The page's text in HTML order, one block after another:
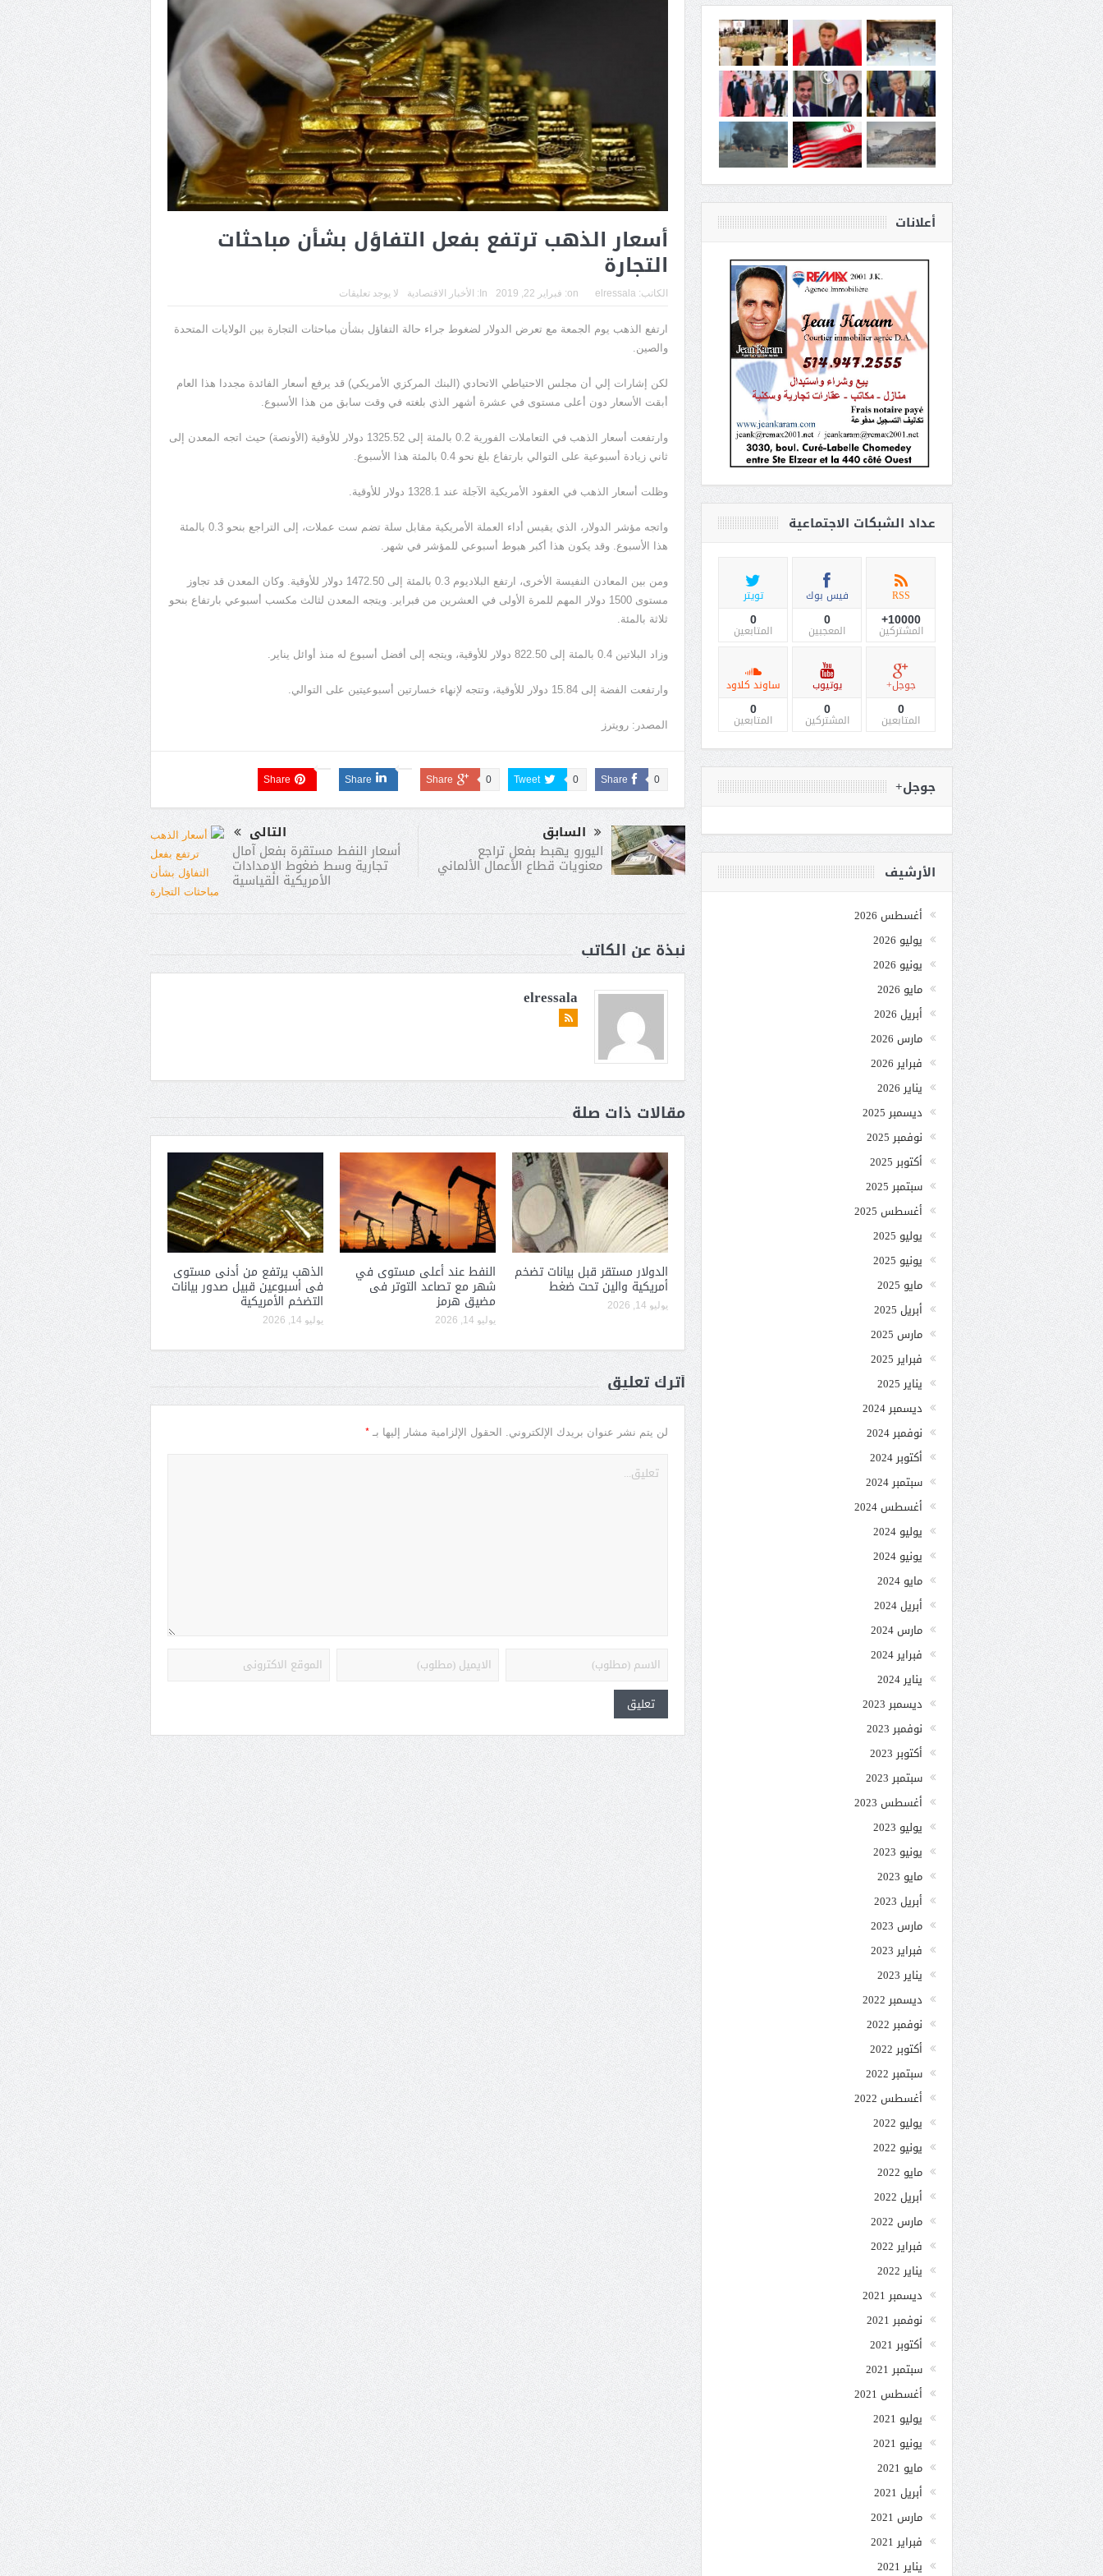
أسعار الذهب ترتفع بفعل التفاؤل بشأن مباحثات
التجارة
الكاتب: elressala
on: فبراير 22, 2019 In: الأخبار الاقتصادية لا يوجد تعليقات
ارتفع الذهب يوم الجمعة مع تعرض الدولار لضغوط جراء حالة التفاؤل بشأن مباحثات التجارة بين الولايات المتحدة
والصين.
لكن إشارات إلي أن مجلس الاحتياطي الاتحادي (البنك المركزي الأمريكي) قد يرفع أسعار الفائدة مجددا هذا العام
أبقت الأسعار دون أعلى مستوى في عشرة أشهر الذي بلغته في وقت سابق من هذا الأسبوع.
وارتفعت أسعار الذهب في التعاملات الفورية 0.2 بالمئة إلى 1325.52 دولار للأوقية (الأونصة) حيث اتجه المعدن إلى
ثاني زيادة أسبوعية على التوالي بارتفاع بلغ نحو 0.4 بالمئة هذا الأسبوع.
وظلت أسعار الذهب في العقود الأمريكية الآجلة عند 1328.1 دولار للأوقية.
واتجه مؤشر الدولار، الذي يقيس أداء العملة الأمريكية مقابل سلة تضم ست عملات، إلى التراجع بنحو 0.3 بالمئة
هذا الأسبوع. وقد يكون هذا أكبر هبوط أسبوعي للمؤشر في شهر.
ومن بين المعادن النفيسة الأخرى، ارتفع البلاديوم 0.3 بالمئة إلى 1472.50 دولار للأوقية. وكان المعدن قد تجاوز
مستوى 1500 دولار المهم للمرة الأولى في العشرين من فبراير. ويتجه المعدن لثالث مكسب أسبوعي بارتفاع بنحو
ثلاثة بالمئة.
وزاد البلاتين 0.4 بالمئة إلى 822.50 دولار للأوقية، ويتجه إلى أفضل أسبوع له منذ أوائل يناير.
وارتفعت الفضة إلى 15.84 دولار للأوقية، وتتجه لإنهاء خسارتين أسبوعيتين على التوالي.
المصدر: رويترز
Share 0
Tweet 0
Share 0
Share
Share
السابق
اليورو يهبط بفعل تراجع
معنويات قطاع الأعمال الألماني
التالى
أسعار النفط مستقرة بفعل آمال
تجارية وسط ضغوط الإمدادات
الأمريكية القياسية
نبذة عن الكاتب
elressala
مقالات ذات صلة
الدولار مستقر قبل بيانات تضخم
أمريكية والين تحت ضغط
يوليو 14, 2026
النفط عند أعلى مستوى في
شهر مع تصاعد التوتر فى
مضيق هرمز
يوليو 14, 2026
الذهب يرتفع من أدنى مستوى
فى أسبوعين قبيل صدور بيانات
التضخم الأمريكية
يوليو 14, 2026
أترك تعليق
لن يتم نشر عنوان بريدك الإلكتروني. الحقول الإلزامية مشار إليها بـ *
أعلانات
عداد الشبكات الاجتماعية
RSS
10000+
المشتركين
فيس بوك
0
المعجبين
تويتر
0
المتابعين
جوجل+
0
المتابعين
يوتيوب
0
المشتركين
ساوند كلاود
0
المتابعين
جوجل+
الأرشيف
أغسطس 2026
يوليو 2026
يونيو 2026
مايو 2026
أبريل 2026
مارس 2026
فبراير 2026
يناير 2026
ديسمبر 2025
نوفمبر 2025
أكتوبر 2025
سبتمبر 2025
أغسطس 2025
يوليو 2025
يونيو 2025
مايو 2025
أبريل 2025
مارس 2025
فبراير 2025
يناير 2025
ديسمبر 2024
نوفمبر 2024
أكتوبر 2024
سبتمبر 2024
أغسطس 2024
يوليو 2024
يونيو 2024
مايو 2024
أبريل 2024
مارس 2024
فبراير 2024
يناير 2024
ديسمبر 2023
نوفمبر 2023
أكتوبر 2023
سبتمبر 2023
أغسطس 2023
يوليو 2023
يونيو 2023
مايو 2023
أبريل 2023
مارس 2023
فبراير 2023
يناير 2023
ديسمبر 2022
نوفمبر 2022
أكتوبر 2022
سبتمبر 2022
أغسطس 2022
يوليو 2022
يونيو 2022
مايو 2022
أبريل 2022
مارس 2022
فبراير 2022
يناير 2022
ديسمبر 2021
نوفمبر 2021
أكتوبر 2021
سبتمبر 2021
أغسطس 2021
يوليو 2021
يونيو 2021
مايو 2021
أبريل 2021
مارس 2021
فبراير 2021
يناير 2021